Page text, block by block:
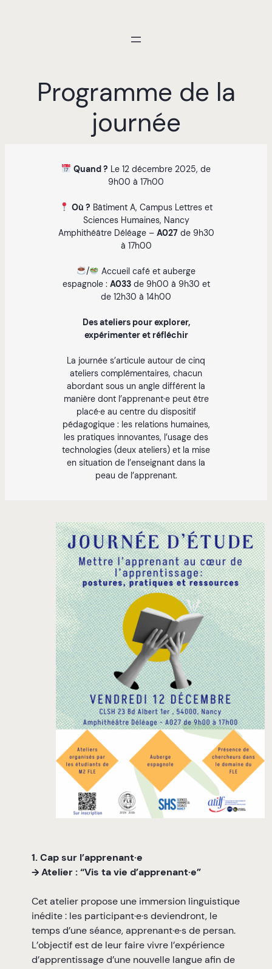
Programme de la
journée
Quand ? Le 12 décembre 2025, de
9h00 à 17h00
Où ? Bâtiment A, Campus Lettres et
Sciences Humaines, Nancy
Amphithéâtre Déléage – A027 de 9h30
à 17h00
/
Accueil café et auberge
espagnole : A033de 9h00 à 9h30 et
de 12h30 à 14h00
Des ateliers pour explorer,
expérimenter et réfléchir
La journée s’articule autour de cinq
ateliers complémentaires, chacun
abordant sous un angle différent la
manière dont l’apprenant·e peut être
placé·e au centre du dispositif
pédagogique : les relations humaines,
les pratiques innovantes, l’usage des
technologies (deux ateliers) et la mise
en situation de l’enseignant dans la
peau de l’apprenant.
1. Cap sur l’apprenant·e
→ Atelier : “Vis ta vie d’apprenant·e”
Cet atelier propose une immersion linguistique
inédite : les participant·e·s deviendront, le
temps d’une séance, apprenant·e·s de persan.
L’objectif est de leur faire vivre l’expérience
d’apprentissage d’une nouvelle langue afin de